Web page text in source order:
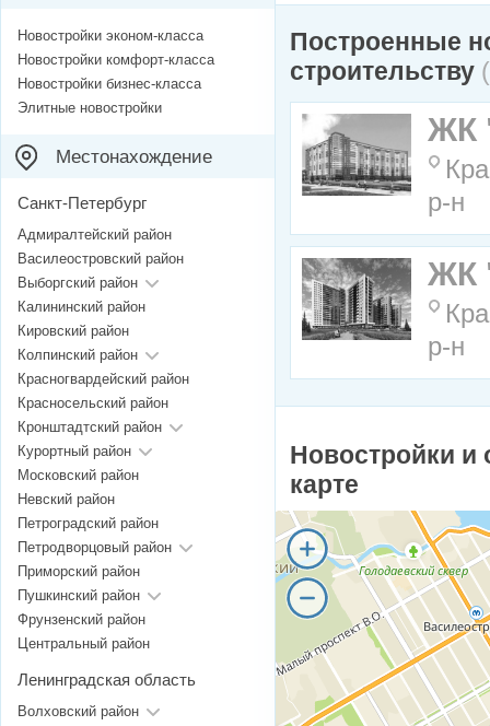
Построенные
строительству
ЖК
р-н
ЖК
р-н
Новостройки и
карте
Новостройки эконом-класса
Новостройки комфорт-класса
Новостройки бизнес-класса
Элитные новостройки
Местонахождение
Санкт-Петербург
Адмиралтейский район
Василеостровский район
Выборгский район
Калининский район
Кировский район
Колпинский район
Красногвардейский район
Красносельский район
Кронштадтский район
Курортный район
Московский район
Невский район
Петроградский район
Петродворцовый район
Приморский район
Пушкинский район
Фрунзенский район
Центральный район
Ленинградская область
Волховский район